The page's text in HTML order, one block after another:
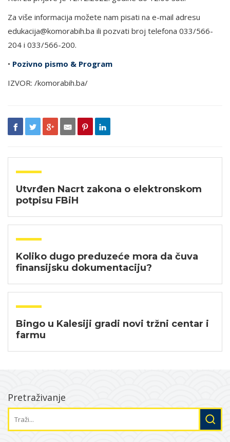
Za više informacija možete nam pisati na e-mail adresu
edukacija@komorabih.ba ili pozvati broj telefona 033/566-
204 i 033/566-200.
• Pozivno pismo & Program
IZVOR: /komorabih.ba/
Utvrđen Nacrt zakona o elektronskom
potpisu FBiH
Koliko dugo preduzeće mora da čuva
finansijsku dokumentaciju?
Bingo u Kalesiji gradi novi tržni centar i
farmu
Pretraživanje